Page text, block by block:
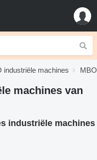
industriële machines
machines van
industriële machines